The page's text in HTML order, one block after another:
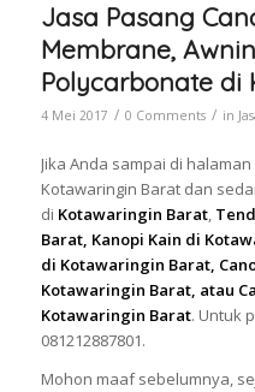
Jasa Pasang
Membrane,
Polycarbonate di
4 Mei 2017 / 0 Comments / in
Jika Anda sampai di
Kotawaringin Barat dan
di Kotawaringin Barat,
Barat, Kanopi Kain di
di Kotawaringin Barat,
Kotawaringin Barat, atau
Kotawaringin Barat. Untuk
081212887801.
Mohon maaf sebelumnya,